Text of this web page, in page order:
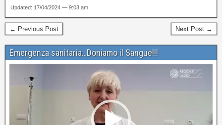
Updated: 17/04/2024 — 9:03 am
← Previous Post Next Post →
Emergenza sanitaria…Doniamo il Sangue!!!
Player